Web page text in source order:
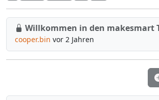
Willkommen in den makesmart
cooper.bin vor 2 Jahren